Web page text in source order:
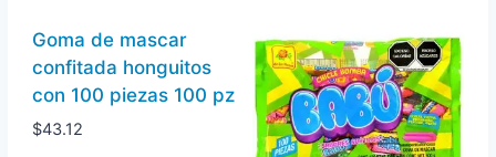
sin
azúcar
sabor
a
Goma de mascar
confitada honguitos
con 100 piezas 100 pz
$43.12